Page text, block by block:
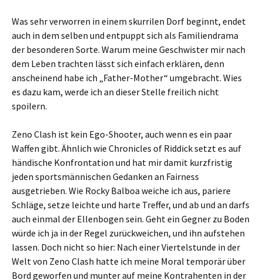
Was sehr verworren in einem skurrilen Dorf beginnt, endet
auch in dem selben und entpuppt sich als Familiendrama
der besonderen Sorte. Warum meine Geschwister mir nach
dem Leben trachten lässt sich einfach erklären, denn
anscheinend habe ich „Father-Mother“ umgebracht. Wies
es dazu kam, werde ich an dieser Stelle freilich nicht
spoilern.
Zeno Clash ist kein Ego-Shooter, auch wenn es ein paar
Waffen gibt. Ähnlich wie Chronicles of Riddick setzt es auf
händische Konfrontation und hat mir damit kurzfristig
jeden sportsmännischen Gedanken an Fairness
ausgetrieben. Wie Rocky Balboa weiche ich aus, pariere
Schläge, setze leichte und harte Treffer, und ab und an darfs
auch einmal der Ellenbogen sein. Geht ein Gegner zu Boden
würde ich ja in der Regel zurückweichen, und ihn aufstehen
lassen. Doch nicht so hier: Nach einer Viertelstunde in der
Welt von Zeno Clash hatte ich meine Moral temporär über
Bord geworfen und munter auf meine Kontrahenten in der